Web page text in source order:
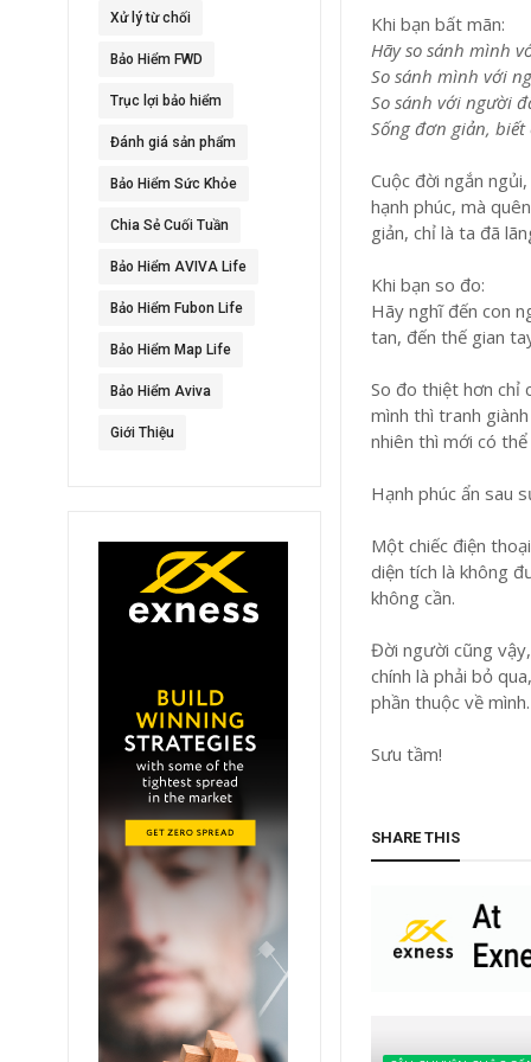
Xử lý từ chối
Bảo Hiểm FWD
Trục lợi bảo hiểm
Đánh giá sản phẩm
Bảo Hiểm Sức Khỏe
Chia Sẻ Cuối Tuần
Bảo Hiểm AVIVA Life
Bảo Hiểm Fubon Life
Bảo Hiểm Map Life
Bảo Hiểm Aviva
Giới Thiệu
Khi bạn bất mãn:
Hãy so sánh mình
So sánh mình với
So sánh với người
Sống đơn giản,
Cuộc đời ngắn
hạnh phúc, mà
giản, chỉ là ta đã
Khi bạn so đo:
Hãy nghĩ đến con
tan, đến thế gian
So đo thiệt hơn chỉ
mình thì tranh
nhiên thì mới có
Hạnh phúc ẩn sau
Một chiếc điện
diện tích là không
không cần.
Đời người cũng
chính là phải bỏ
phần thuộc về mình.
Sưu tầm!
SHARE THIS